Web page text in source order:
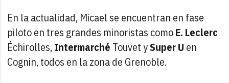
En la actualidad, Micael se encuentran en fase
piloto en tres grandes minoristas comoE. Leclerc
Échirolles,Intermarché Touvet ySuper U en
Cognin, todos en la zona de Grenoble.